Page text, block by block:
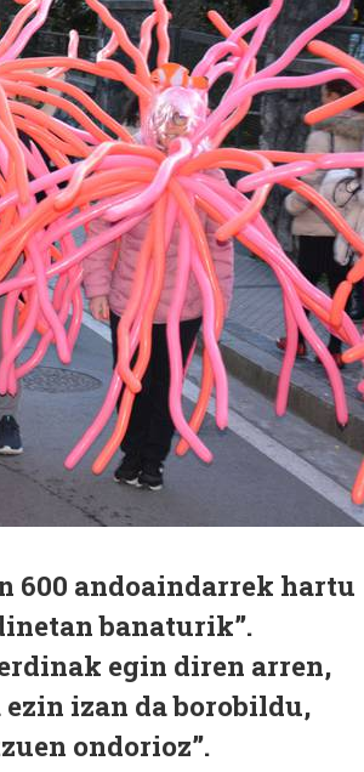
600 andoaindarrek hartu
banaturik”.
egin diren arren,
izan da borobildu,
ondorioz”.